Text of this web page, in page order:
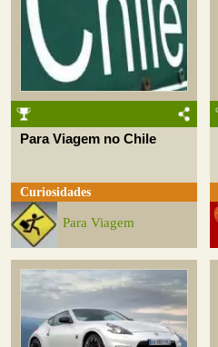
Para Viagem no Chile
Curiosidades
Para Viagem